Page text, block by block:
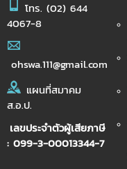
โทร. (02) 644
4067-8
ohswa.111@gmail.com
แผนที่สมาคม
ส.อ.ป.
เลขประจำตัวผู้เสียภาษี
: 099-3-00013344-7